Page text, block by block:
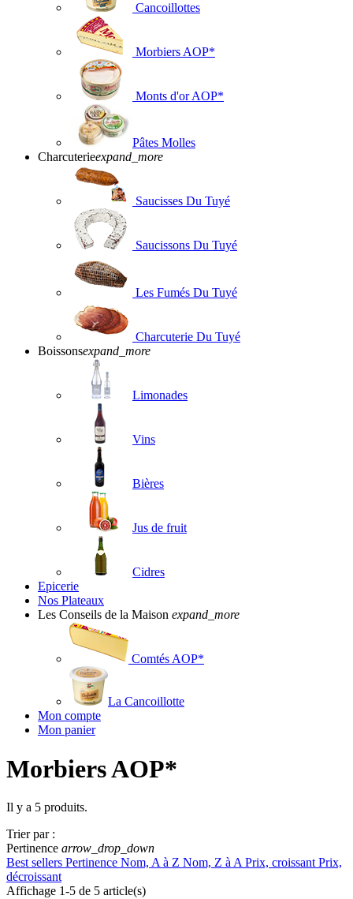
Cancoillottes
Morbiers AOP*
Monts d'or AOP*
Pâtes Molles
Charcuterieexpand_more
Saucisses Du Tuyé
Saucissons Du Tuyé
Les Fumés Du Tuyé
Charcuterie Du Tuyé
Boissonsexpand_more
Limonades
Vins
Bières
Jus de fruit
Cidres
Epicerie
Nos Plateaux
Les Conseils de la Maison expand_more
Comtés AOP*
La Cancoillotte
Mon compte
Mon panier
Morbiers AOP*
Il y a 5 produits.
Trier par :
Pertinence arrow_drop_down
Best sellers Pertinence Nom, A à Z Nom, Z à A Prix, croissant Prix,
décroissant
Affichage 1-5 de 5 article(s)